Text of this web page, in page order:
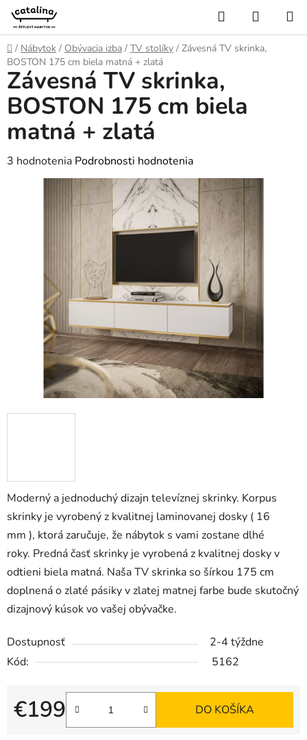
Prejsť
obsah
Hľadať
KOŠÍK
Domov
/ Nábytok / Obývacia izba / TV stolíky / Závesná TV skrinka,
BOSTON 175 cm biela matná + zlatá
Moderný a jednoduchý dizajn televíznej skrinky. Korpus
skrinky je vyrobený z kvalitnej laminovanej dosky ( 16
mm ), ktorá zaručuje, že nábytok s vami zostane dlhé
roky. Predná časť skrinky je vyrobená z kvalitnej dosky v
odtieni biela matná. Naša TV skrinka so šírkou 175 cm
doplnená o zlaté pásiky v zlatej matnej farbe bude skutočný
dizajnový kúsok vo vašej obývačke.
Dostupnosť
2-4 týždne
Kód:
5162
€199
Jednotková cena:
DO KOŠÍKA
Závesná TV skrinka,
BOSTON 175 cm biela
matná + zlatá
Priemerné
hodnotenie
hviezdičiek.
3 hodnotenia Podrobnosti hodnotenia